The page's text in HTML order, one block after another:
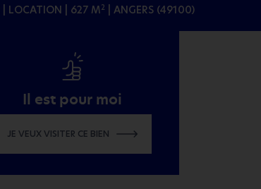
| LOCATION | 627 M2 | ANGERS (49100)
Il est pour moi
JE VEUX VISITER CE BIEN